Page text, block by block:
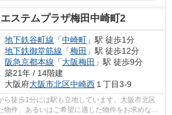
エステムプラザ梅田中崎町2
地下鉄谷町線 「中崎町 」駅 徒歩1分
地下鉄御堂筋線 「梅田 」駅 徒歩12分
阪急京都本線 「大阪梅田 」駅 徒歩9分
築21年 / 14階建
大阪府大阪市北区中崎西 １丁目3-9
ら徒歩1分には駅も立地しています。大阪市北区
物件、あるいはご希望に適した物件をお求めな